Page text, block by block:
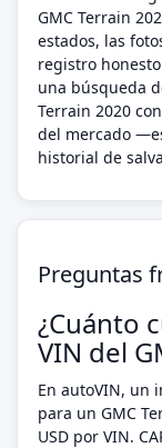
GMC Terrain
estados, las
registro
una búsqueda
Terrain 2020
del mercado
historial de
Preguntas
¿Cuánto
VIN del
En autoVIN, un
para un GMC
USD por VIN.